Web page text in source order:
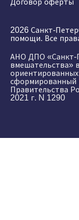
Договор оферты
2026 Санкт-
помощи. Все
АНО ДПО «Санкт-
вмешательства»
ориентированных
сформированный
Правительства
2021 г. N 1290